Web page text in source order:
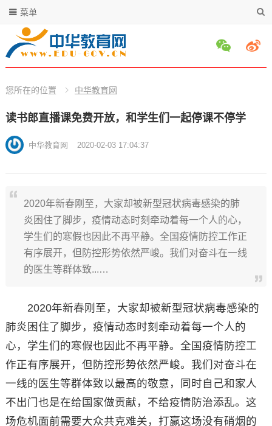
菜单
您所在的位置 中华教育网
读书郎直播课免费开放，和学生们一起停课不停学
中华教育网 2020-02-03 17:04:37
2020年新春刚至，大家却被新型冠状病毒感染的肺
炎困住了脚步，疫情动态时刻牵动着每一个人的心，
学生们的寒假也因此不再平静。全国疫情防控工作正
有序展开，但防控形势依然严峻。我们对奋斗在一线
的医生等群体致...…
2020年新春刚至，大家却被新型冠状病毒感染的
肺炎困住了脚步，疫情动态时刻牵动着每一个人的
心，学生们的寒假也因此不再平静。全国疫情防控工
作正有序展开，但防控形势依然严峻。我们对奋斗在
一线的医生等群体致以最高的敬意，同时自己和家人
不出门也是在给国家做贡献，不给疫情防治添乱。这
场危机面前需要大众共克难关，打赢这场没有硝烟的